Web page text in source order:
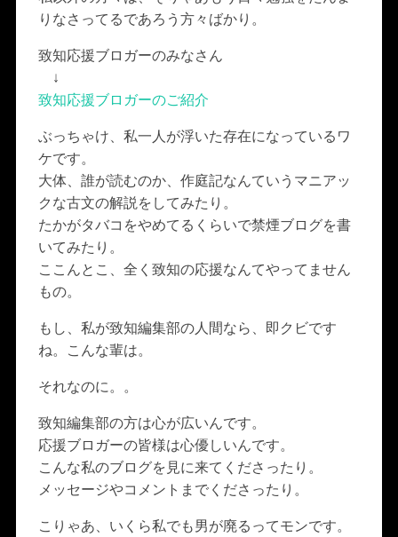
りなさってるであろう方々ばかり。
致知応援ブロガーのみなさん
↓
致知応援ブロガーのご紹介
ぶっちゃけ、私一人が浮いた存在になっているワ
ケです。
大体、誰が読むのか、作庭記なんていうマニアッ
クな古文の解説をしてみたり。
たかがタバコをやめてるくらいで禁煙ブログを書
いてみたり。
ここんとこ、全く致知の応援なんてやってません
もの。
もし、私が致知編集部の人間なら、即クビです
ね。こんな輩は。
それなのに。。
致知編集部の方は心が広いんです。
応援ブロガーの皆様は心優しいんです。
こんな私のブログを見に来てくださったり。
メッセージやコメントまでくださったり。
こりゃあ、いくら私でも男が廃るってモンです。